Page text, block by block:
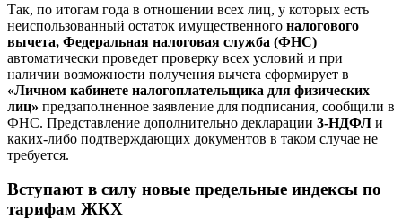
Так, по итогам года в отношении всех лиц, у которых есть
неиспользованный остаток имущественного налогового
вычета, Федеральная налоговая служба (ФНС)
автоматически проведет проверку всех условий и при
наличии возможности получения вычета сформирует в
«Личном кабинете налогоплательщика для физических
лиц» предзаполненное заявление для подписания, сообщили в
ФНС. Представление дополнительно декларации 3-НДФЛ и
каких-либо подтверждающих документов в таком случае не
требуется.
Вступают в силу новые предельные индексы по
тарифам ЖКХ